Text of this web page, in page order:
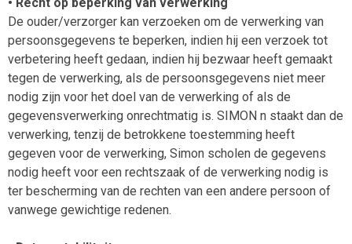
De ouder/verzorger kan verzoeken om de verwerking van
persoonsgegevens te beperken, indien hij een verzoek tot
verbetering heeft gedaan, indien hij bezwaar heeft gemaakt
tegen de verwerking, als de persoonsgegevens niet meer
nodig zijn voor het doel van de verwerking of als de
gegevensverwerking onrechtmatig is. SIMON n staakt dan de
verwerking, tenzij de betrokkene toestemming heeft
gegeven voor de verwerking, Simon scholen de gegevens
nodig heeft voor een rechtszaak of de verwerking nodig is
ter bescherming van de rechten van een andere persoon of
vanwege gewichtige redenen.